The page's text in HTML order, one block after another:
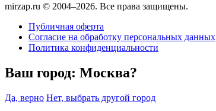
mirzap.ru © 2004–2026. Все права защищены.
Публичная оферта
Согласие на обработку персональных данных
Политика конфиденциальности
Ваш город: Москва?
Да, верно Нет, выбрать другой город